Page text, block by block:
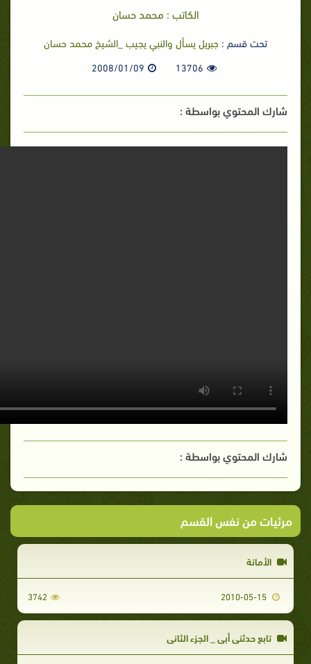
الكاتب : محمد حسان
تحت قسم : جبريل يسأل والنبي يجيب _الشيخ محمد حسان
13706
2008/01/09
شارك المحتوي بواسطة :
شارك المحتوي بواسطة :
مرئيات من نفس القسم
الأمانة
3742
تابع حدثنى أبى _ الجزء الثاني